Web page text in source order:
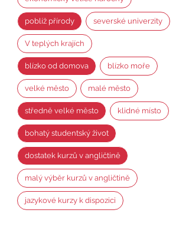
poblíž přírody severské univerzity
V teplých krajích
blízko od domova blízko moře
velké město malé město
středně velké město klidné místo
bohatý studentský život
dostatek kurzů v angličtině
malý výběr kurzů v angličtině
jazykové kurzy k dispozici